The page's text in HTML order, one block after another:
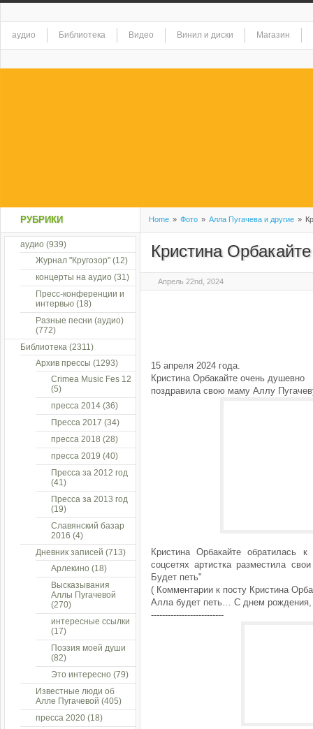
аудио Библиотека Видео Винил и диски Магазин
Home » Фото » Алла Пугачева и другие »
Кристина
Апрель 22nd, 2024
15 апреля 2024 года.
Кристина Орбакайте очень душевно
поздравила свою маму Аллу
Кристина Орбакайте обратилась
соцсетях артистка разместила
Будет петь"
( Комментарии к посту Кристина
Алла будет петь… С днем
--------------------------
РУБРИКИ
аудио (939)
Журнал "Кругозор" (12)
концерты на аудио (31)
Пресс-конференции и
интервью (18)
Разные песни (аудио)
(772)
Библиотека (2311)
Архив прессы (1293)
Crimea Music Fes 12
(5)
пресса 2014 (36)
Пресса 2017 (34)
пресса 2018 (28)
пресса 2019 (40)
Пресса за 2012 год
(41)
Пресса за 2013 год
(19)
Славянский базар
2016 (4)
Дневник записей (713)
Арлекино (18)
Высказывания
Аллы Пугачевой
(270)
интересные ссылки
(17)
Поэзия моей души
(82)
Это интересно (79)
Известные люди об
Алле Пугачевой (405)
пресса 2020 (18)